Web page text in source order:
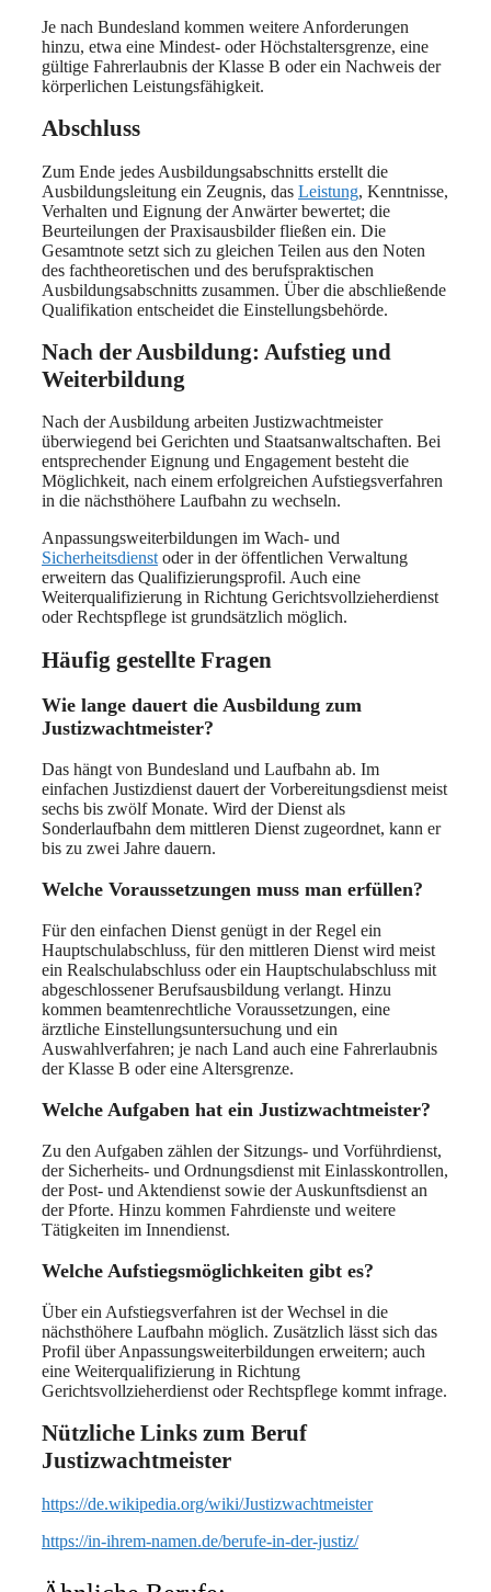
Je nach Bundesland kommen weitere Anforderungen
hinzu, etwa eine Mindest- oder Höchstaltersgrenze, eine
gültige Fahrerlaubnis der Klasse B oder ein Nachweis der
körperlichen Leistungsfähigkeit.
Abschluss
Zum Ende jedes Ausbildungsabschnitts erstellt die
Ausbildungsleitung ein Zeugnis, das Leistung, Kenntnisse,
Verhalten und Eignung der Anwärter bewertet; die
Beurteilungen der Praxisausbilder fließen ein. Die
Gesamtnote setzt sich zu gleichen Teilen aus den Noten
des fachtheoretischen und des berufspraktischen
Ausbildungsabschnitts zusammen. Über die abschließende
Qualifikation entscheidet die Einstellungsbehörde.
Nach der Ausbildung: Aufstieg und
Weiterbildung
Nach der Ausbildung arbeiten Justizwachtmeister
überwiegend bei Gerichten und Staatsanwaltschaften. Bei
entsprechender Eignung und Engagement besteht die
Möglichkeit, nach einem erfolgreichen Aufstiegsverfahren
in die nächsthöhere Laufbahn zu wechseln.
Anpassungsweiterbildungen im Wach- und
Sicherheitsdienstoder in der öffentlichen Verwaltung
erweitern das Qualifizierungsprofil. Auch eine
Weiterqualifizierung in Richtung Gerichtsvollzieherdienst
oder Rechtspflege ist grundsätzlich möglich.
Häufig gestellte Fragen
Wie lange dauert die Ausbildung zum
Justizwachtmeister?
Das hängt von Bundesland und Laufbahn ab. Im
einfachen Justizdienst dauert der Vorbereitungsdienst meist
sechs bis zwölf Monate. Wird der Dienst als
Sonderlaufbahn dem mittleren Dienst zugeordnet, kann er
bis zu zwei Jahre dauern.
Welche Voraussetzungen muss man erfüllen?
Für den einfachen Dienst genügt in der Regel ein
Hauptschulabschluss, für den mittleren Dienst wird meist
ein Realschulabschluss oder ein Hauptschulabschluss mit
abgeschlossener Berufsausbildung verlangt. Hinzu
kommen beamtenrechtliche Voraussetzungen, eine
ärztliche Einstellungsuntersuchung und ein
Auswahlverfahren; je nach Land auch eine Fahrerlaubnis
der Klasse B oder eine Altersgrenze.
Welche Aufgaben hat ein Justizwachtmeister?
Zu den Aufgaben zählen der Sitzungs- und Vorführdienst,
der Sicherheits- und Ordnungsdienst mit Einlasskontrollen,
der Post- und Aktendienst sowie der Auskunftsdienst an
der Pforte. Hinzu kommen Fahrdienste und weitere
Tätigkeiten im Innendienst.
Welche Aufstiegsmöglichkeiten gibt es?
Über ein Aufstiegsverfahren ist der Wechsel in die
nächsthöhere Laufbahn möglich. Zusätzlich lässt sich das
Profil über Anpassungsweiterbildungen erweitern; auch
eine Weiterqualifizierung in Richtung
Gerichtsvollzieherdienst oder Rechtspflege kommt infrage.
Nützliche Links zum Beruf
Justizwachtmeister
https://de.wikipedia.org/wiki/Justizwachtmeister
https://in-ihrem-namen.de/berufe-in-der-justiz/